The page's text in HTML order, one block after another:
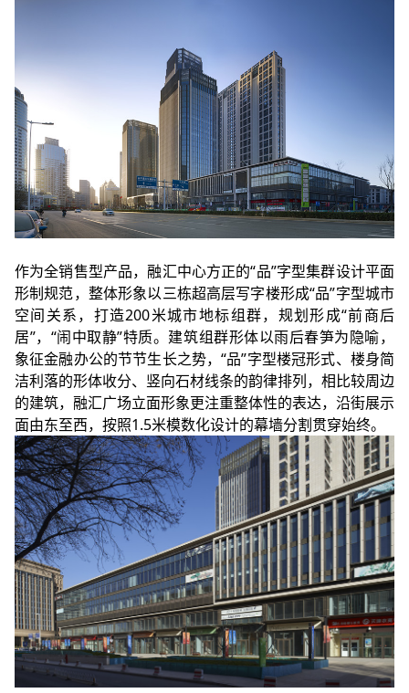
作为全销售型产品，融汇中心方正的“品”字型集群设计平面
形制规范，整体形象以三栋超高层写字楼形成“品”字型城市
空间关系，打造200米城市地标组群，规划形成“前商后
居”，“闹中取静”特质。建筑组群形体以雨后春笋为隐喻，
象征金融办公的节节生长之势，“品”字型楼冠形式、楼身简
洁利落的形体收分、竖向石材线条的韵律排列，相比较周边
的建筑，融汇广场立面形象更注重整体性的表达，沿街展示
面由东至西，按照1.5米模数化设计的幕墙分割贯穿始终。